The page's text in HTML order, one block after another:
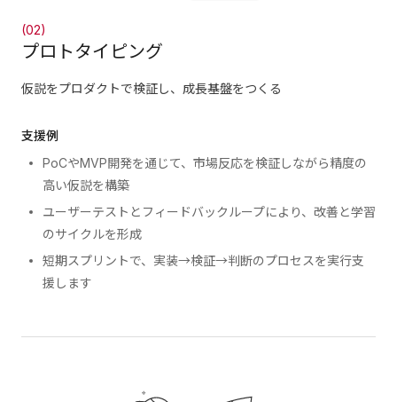
(02)
プロトタイピング
仮説をプロダクトで検証し、成長基盤をつくる
支援例
PoCやMVP開発を通じて、市場反応を検証しながら精度の
高い仮説を構築
ユーザーテストとフィードバックループにより、改善と学習
のサイクルを形成
短期スプリントで、実装→検証→判断のプロセスを実行支
援します